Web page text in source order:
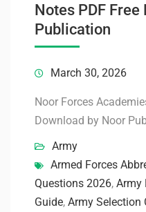
Notes PDF
Publication
March 30, 2026
Noor Forces
Download by Noor
Army
Armed Forces
Questions 2026, Army
Guide, Army Selection